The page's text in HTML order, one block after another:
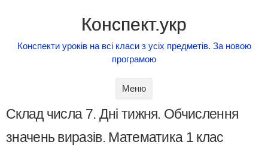
Конспект.укр
Конспекти уроків на всі класи з усіх предметів. За новою
програмою
Меню
Склад числа 7. Дні тижня. Обчислення
значень виразів. Математика 1 клас